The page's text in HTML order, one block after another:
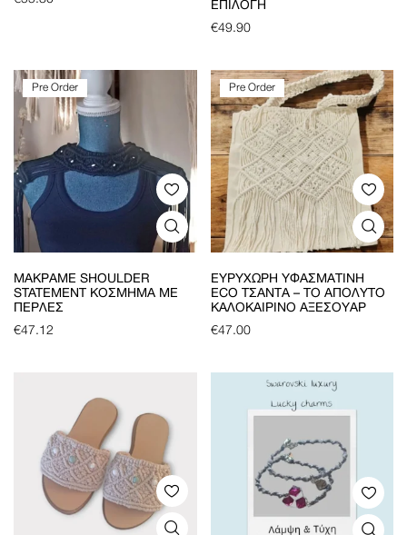
ΕΠΙΛΟΓΉ
€49.90
Pre Order
ΜΑΚΡΑΜΈ SHOULDER
STATEMENT ΚΌΣΜΗΜΑ ΜΕ
ΠΈΡΛΕΣ
€47.12
Pre Order
ΕΥΡΎΧΩΡΗ ΥΦΑΣΜΆΤΙΝΗ
ECO ΤΣΆΝΤΑ – ΤΟ ΑΠΌΛΥΤΟ
ΚΑΛΟΚΑΙΡΙΝΌ ΑΞΕΣΟΥΆΡ
€47.00